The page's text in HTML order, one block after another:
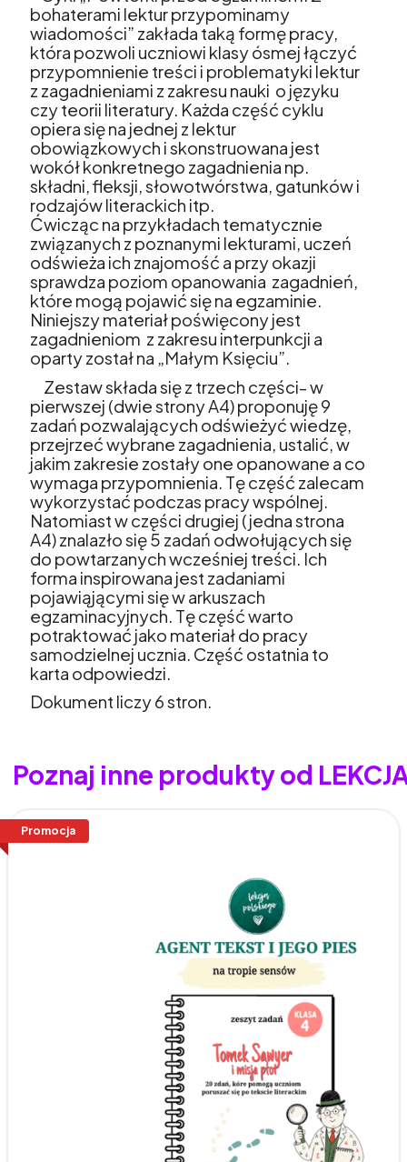
bohaterami lektur przypominamy
wiadomości” zakłada taką formę pracy,
która pozwoli uczniowi klasy ósmej łączyć
przypomnienie treści i problematyki lektur
z zagadnieniami z zakresu nauki o języku
czy teorii literatury. Każda część cyklu
opiera się na jednej z lektur
obowiązkowych i skonstruowana jest
wokół konkretnego zagadnienia np.
składni, fleksji, słowotwórstwa, gatunków i
rodzajów literackich itp.
Ćwicząc na przykładach tematycznie
związanych z poznanymi lekturami, uczeń
odświeża ich znajomość a przy okazji
sprawdza poziom opanowania zagadnień,
które mogą pojawić się na egzaminie.
Niniejszy materiał poświęcony jest
zagadnieniom z zakresu interpunkcji a
oparty został na „Małym Księciu”.
Zestaw składa się z trzech części- w
pierwszej (dwie strony A4) proponuję 9
zadań pozwalających odświeżyć wiedzę,
przejrzeć wybrane zagadnienia, ustalić, w
jakim zakresie zostały one opanowane a co
wymaga przypomnienia. Tę część zalecam
wykorzystać podczas pracy wspólnej.
Natomiast w części drugiej (jedna strona
A4) znalazło się 5 zadań odwołujących się
do powtarzanych wcześniej treści. Ich
forma inspirowana jest zadaniami
pojawiąjącymi się w arkuszach
egzaminacyjnych. Tę część warto
potraktować jako materiał do pracy
samodzielnej ucznia. Część ostatnia to
karta odpowiedzi.
Dokument liczy 6 stron.
Poznaj inne produkty od
Promocja